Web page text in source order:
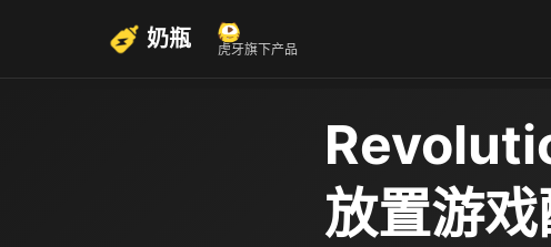
奶瓶 虎牙旗下产品
放置游